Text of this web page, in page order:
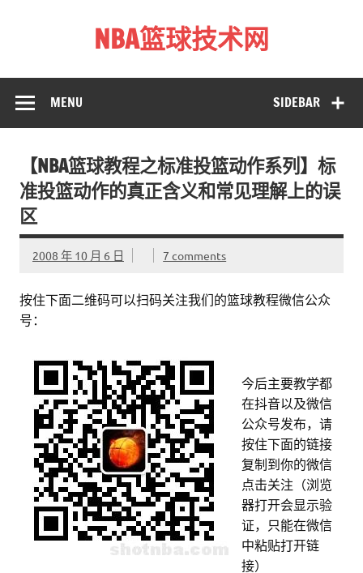
NBA篮球技术网
SIDEBAR
MENU
【NBA篮球教程之标准投篮动作系列】标
准投篮动作的真正含义和常见理解上的误
区
2008 年 10 月 6 日 7 comments
按住下面二维码可以扫码关注我们的篮球教程微信公众
号：
今后主要教学都
在抖音以及微信
公众号发布，请
按住下面的链接
复制到你的微信
点击关注（浏览
器打开会显示验
证，只能在微信
中粘贴打开链
接）